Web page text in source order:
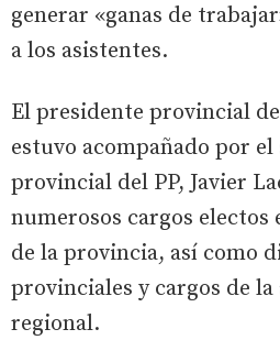
generar «ganas de
a los asistentes.
El presidente provincial
estuvo acompañado por
provincial del PP, Javier
numerosos cargos electos
de la provincia, así como
provinciales y cargos de
regional.